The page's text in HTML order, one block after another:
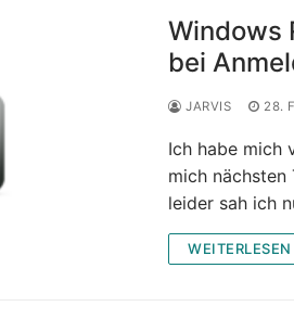
Windows
bei
JARVIS 28.
Ich habe mich
mich nächsten
leider sah ich